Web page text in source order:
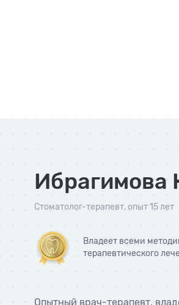
Ибрагимова
Стоматолог-терапевт, опыт 15 лет
Владеет всеми
терапевтического
Опытный врач-терапевт,